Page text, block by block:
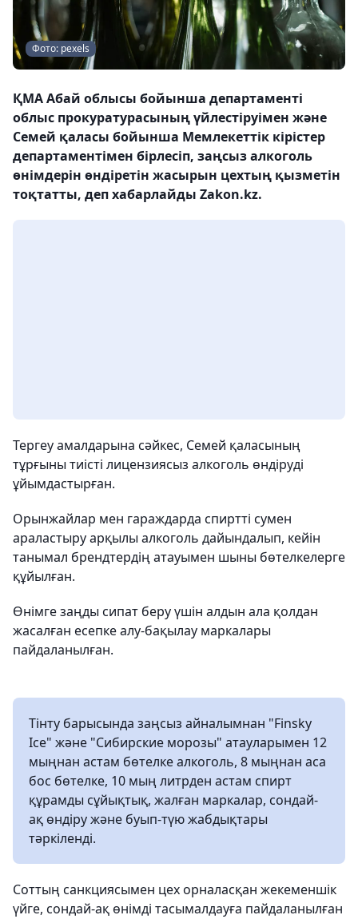
Фото: pexels
ҚМА Абай облысы бойынша департаменті
облыс прокуратурасының үйлестіруімен және
Семей қаласы бойынша Мемлекеттік кірістер
департаментімен бірлесіп, заңсыз алкоголь
өнімдерін өндіретін жасырын цехтың қызметін
тоқтатты, деп хабарлайды Zakon.kz.
Тергеу амалдарына сәйкес, Семей қаласының
тұрғыны тиісті лицензиясыз алкоголь өндіруді
ұйымдастырған.
Орынжайлар мен гараждарда спиртті сумен
араластыру арқылы алкоголь дайындалып, кейін
танымал брендтердің атауымен шыны бөтелкелерге
құйылған.
Өнімге заңды сипат беру үшін алдын ала қолдан
жасалған есепке алу-бақылау маркалары
пайдаланылған.
Тінту барысында заңсыз айналымнан "Finsky
Ice" және "Сибирские морозы" атауларымен 12
мыңнан астам бөтелке алкоголь, 8 мыңнан аса
бос бөтелке, 10 мың литрден астам спирт
құрамды сұйықтық, жалған маркалар, сондай-
ақ өндіру және буып-түю жабдықтары
тәркіленді.
Соттың санкциясымен цех орналасқан жекеменшік
үйге, сондай-ақ өнімді тасымалдауға пайдаланылған